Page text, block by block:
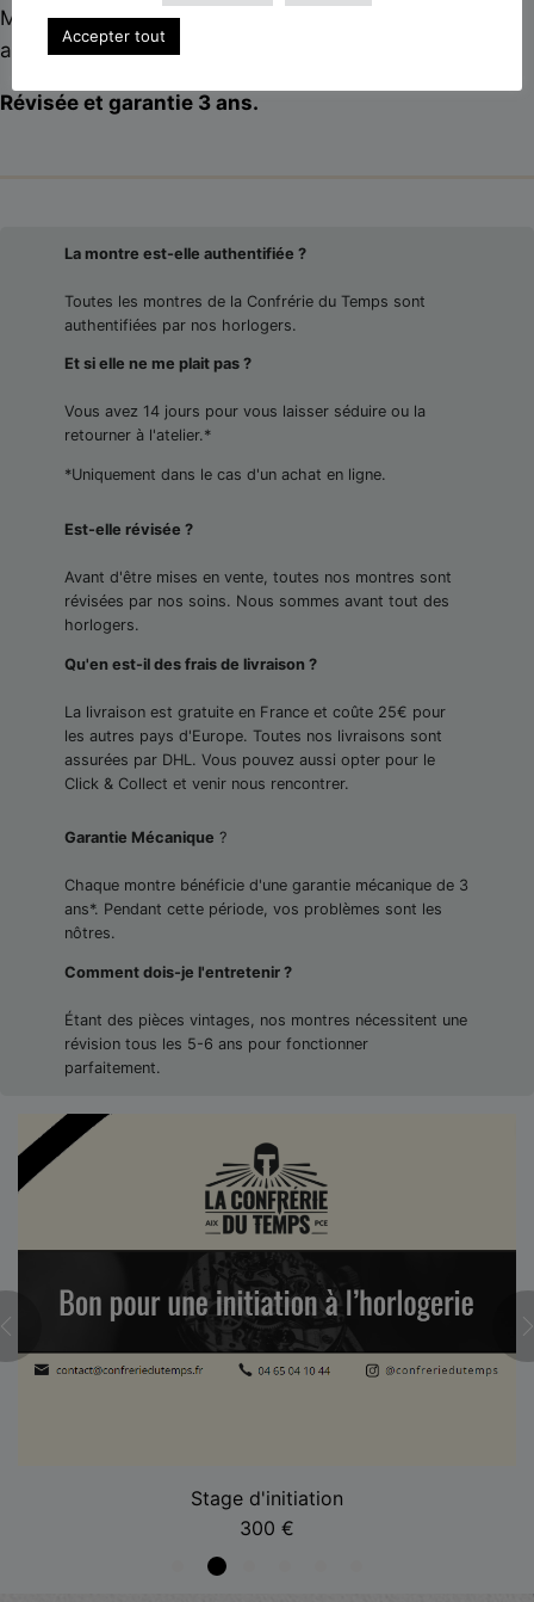
Montée sur unbracelet acier Tudor
avec sasuédine de voyage
Révisée et garantie 3 ans.
La montre est-elle authentifiée ?
Toutes les montres de la Confrérie du Temps sont
authentifiées par nos horlogers.
Et si elle ne me plait pas ?
Vous avez 14 jours pour vous laisser séduire ou la
retourner à l'atelier.*
*Uniquement dans le cas d'un achat en ligne.
Est-elle révisée ?
Avant d'être mises en vente, toutes nos montres sont
révisées par nos soins. Nous sommes avant tout des
horlogers.
Qu'en est-il des frais de livraison ?
La livraison est gratuite en France et coûte 25€ pour
les autres pays d'Europe. Toutes nos livraisons sont
assurées par DHL. Vous pouvez aussi opter pour le
Click & Collect et venir nous rencontrer.
Garantie Mécanique ?
Chaque montre bénéficie d'une garantie mécanique de 3
ans*. Pendant cette période, vos problèmes sont les
nôtres.
Comment dois-je l'entretenir ?
Étant des pièces vintages, nos montres nécessitent une
révision tous les 5-6 ans pour fonctionner
parfaitement.
Stage d'initiation
300 €
Accepter tout